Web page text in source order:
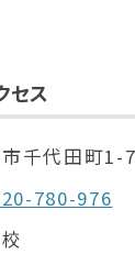
セス
千代田町1-
780-976